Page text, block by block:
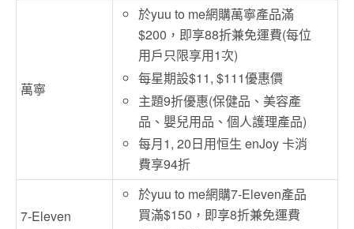
萬寧
於yuu to me網購萬寧產品滿
$200，即享88折兼免運費(每位
用戶只限享用1次)
每星期設$11, $111優惠價
主題9折優惠(保健品、美容產
品、嬰兒用品、個人護理產品)
每月1, 20日用恒生 enJoy 卡消
費享94折
7-Eleven
於yuu to me網購7-Eleven產品
買滿$150，即享8折兼免運費